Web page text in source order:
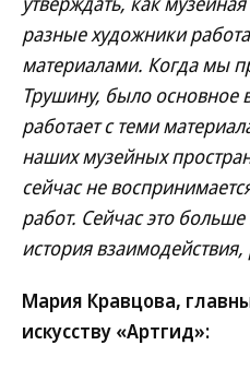
разные художники
материалами. Когда мы
Трушину, было основное
работает с теми
наших музейных
сейчас не
работ. Сейчас это
история
Мария Кравцова,
искусству «Артгид»: